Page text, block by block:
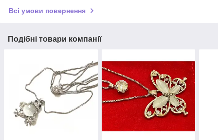
Всі умови повернення
Подібні товари компанії